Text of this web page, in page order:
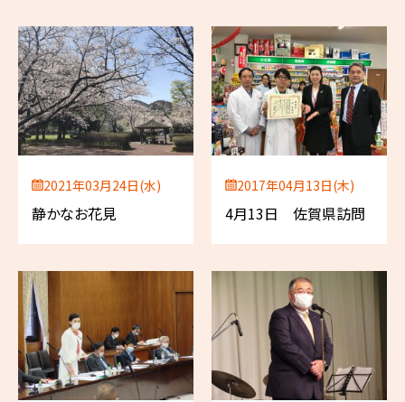
2021年03月24日(水)
静かなお花見
2017年04月13日(木)
4月13日 佐賀県訪問